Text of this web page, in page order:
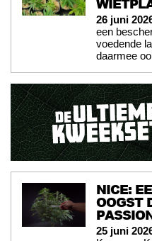
26 juni
een
voedende
daarmee
NICE:
OOGST
25 juni